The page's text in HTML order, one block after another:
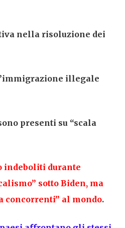
nella risoluzione dei
illegale
presenti su “scala
indeboliti durante
sotto Biden, ma
concorrenti” al mondo.